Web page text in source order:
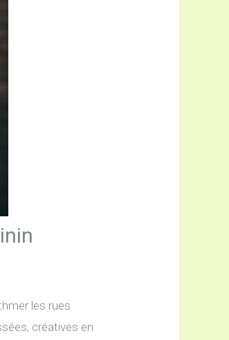
les rues
créatives en